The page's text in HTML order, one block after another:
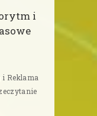
i
Reklama